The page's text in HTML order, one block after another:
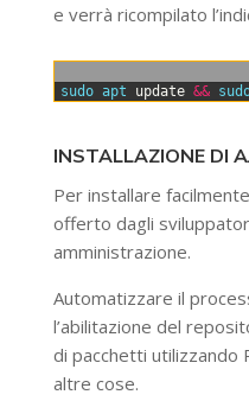
e verrà ricompilato
sudo apt update &&
INSTALLAZIONE DI
Per installare
offerto dagli
amministrazione.
Automatizzare il
l’abilitazione del
di pacchetti utilizzando
altre cose.